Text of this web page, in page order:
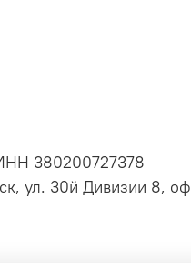
380200727378
ул. 30й Дивизии 8, оф